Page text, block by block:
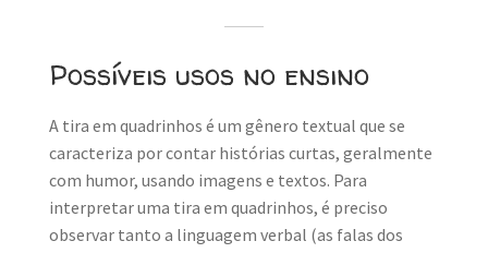
Possíveis usos no ensino
A tira em quadrinhos é um gênero textual que se
caracteriza por contar histórias curtas, geralmente
com humor, usando imagens e textos. Para
interpretar uma tira em quadrinhos, é preciso
observar tanto a linguagem verbal (as falas dos